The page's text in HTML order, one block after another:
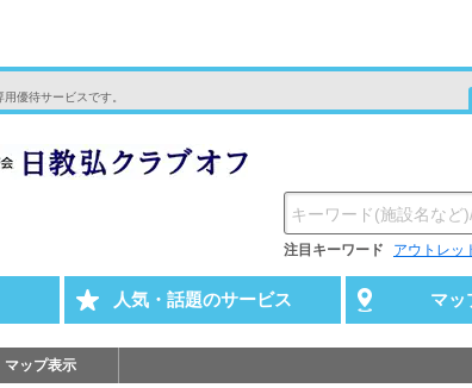
用優待サービスです。
注目キーワード アウトレッ
人気・話題のサービス マッ
マップ表示